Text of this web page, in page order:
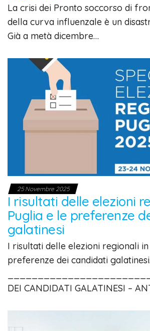
La crisi dei Pronto soccorso di
della curva influenzale è un
Già a metà dicembre…
25 Novembre 2025
I risultati delle elezioni
Puglia e le preferenze
galatinesi
I risultati delle elezioni regionali
preferenze dei candidati galatinesi.
DEI CANDIDATI GALATINESI –